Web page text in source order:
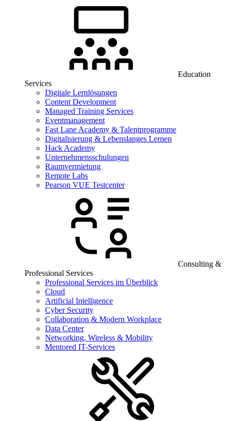
Education
Services
Digitale Lernlösungen
Content Development
Managed Training Services
Eventmanagement
Fast Lane Academy & Talentprogramme
Digitalisierung & Lebenslanges Lernen
Hack Academy
Unternehmensschulungen
Raumvermietung
Remote Labs
Pearson VUE Testcenter
Consulting &
Professional Services
Professional Services im Überblick
Cloud
Artificial Intelligence
Cyber Security
Collaboration & Modern Workplace
Data Center
Networking, Wireless & Mobility
Mentored IT-Services